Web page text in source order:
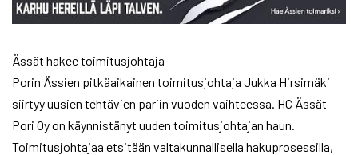
Ässät hakee toimitusjohtaja
Porin Ässien pitkäaikainen toimitusjohtaja Jukka Hirsimäki
siirtyy uusien tehtävien pariin vuoden vaihteessa. HC Ässät
Pori Oy on käynnistänyt uuden toimitusjohtajan haun.
Toimitusjohtajaa etsitään valtakunnallisella hakuprosessilla,